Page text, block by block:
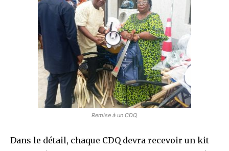
Remise à un CDQ
Dans le détail, chaque CDQ devra recevoir un kit